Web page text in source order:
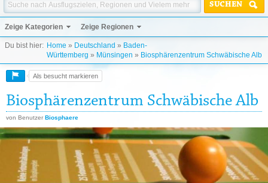
SUCHEN
Zeige Kategorien Zeige Regionen
Du bist hier: Home » Deutschland » Baden-
Württemberg » Münsingen » Biosphärenzentrum Schwäbische Alb
Als besucht markieren
Biosphärenzentrum Schwäbische Alb
von Benutzer Biosphaere